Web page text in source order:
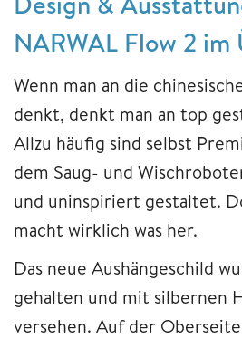
NARWAL Flow 2
Wenn man an die
denkt, denkt man an top
Allzu häufig sind selbst
dem Saug- und
und uninspiriert gestaltet.
macht wirklich was her.
Das neue Aushängeschild
gehalten und mit silbernen
versehen. Auf der